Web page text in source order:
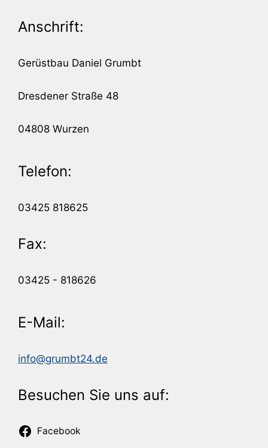
Anschrift:
Gerüstbau Daniel Grumbt
Dresdener Straße 48
04808 Wurzen
Telefon:
03425 818625
Fax:
03425 - 818626
E-Mail:
info@grumbt24.de
Besuchen Sie uns auf:
Facebook